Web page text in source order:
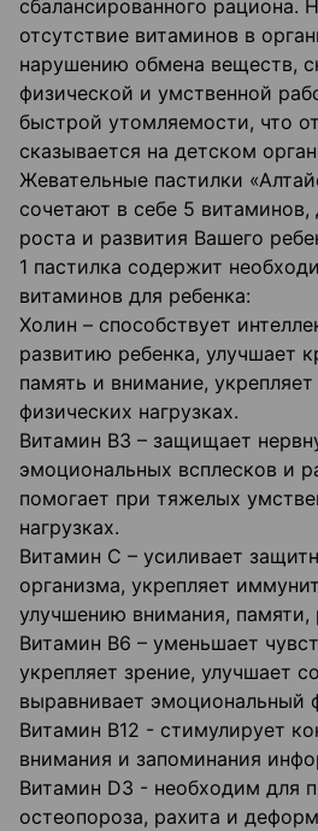
сбалансированного рациона.
отсутствие витаминов в
нарушению обмена веществ,
физической и умственной
быстрой утомляемости, что
сказывается на детском
Жевательные пастилки
сочетают в себе 5 витаминов,
роста и развития Вашего
1 пастилка содержит
витаминов для ребенка:
Холин – способствует
развитию ребенка, улучшает
память и внимание,
физических нагрузках.
Витамин В3 – защищает
эмоциональных всплесков и
помогает при тяжелых
нагрузках.
Витамин С – усиливает
организма, укрепляет
улучшению внимания, памяти,
Витамин В6 – уменьшает
укрепляет зрение, улучшает
выравнивает эмоциональный
Витамин В12 - стимулирует
внимания и запоминания
Витамин D3 - необходим для
остеопороза, рахита и